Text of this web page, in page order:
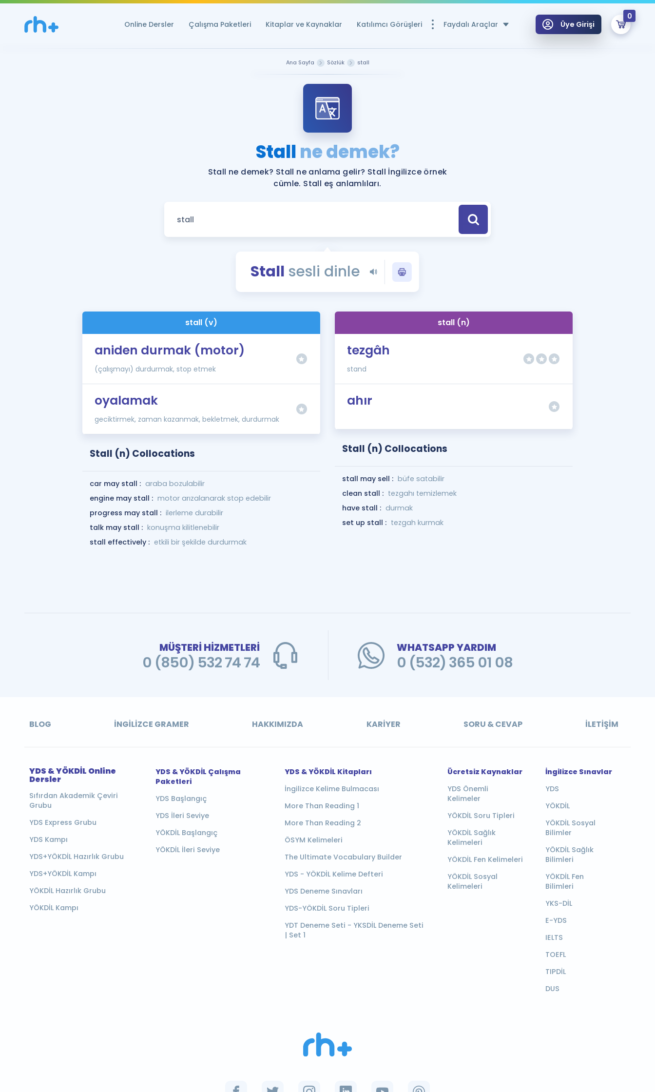
Online Dersler Çalışma Paketleri Kitaplar ve Kaynaklar Katılımcı Görüşleri Faydalı Araçlar
YDS ve YÖKDİL Puan Hesaplama Aracı
Rehberlik Aracı
YDS ve YÖKDİL'e Hazırlananlar için Öneriler
Tüm ÖSYM Sınavları Tek Takvimde
Blog
YDS - YÖKDİL Tüm Sınavlarla İlgili Haberler
İngilizce Gramer
Üye Girişi
0
Ana Sayfa Sözlük stall
Stallne demek?
Stall ne demek? Stall ne anlama gelir? Stall İngilizce örnek
cümle. Stall eş anlamlıları.
Stall sesli dinle
stall (v)
aniden durmak (motor)
(çalışmayı) durdurmak, stop etmek
oyalamak
geciktirmek, zaman kazanmak, bekletmek, durdurmak
Stall (n) Collocations
car may stall : araba bozulabilir
engine may stall : motor arızalanarak stop edebilir
progress may stall : ilerleme durabilir
talk may stall : konuşma kilitlenebilir
stall effectively : etkili bir şekilde durdurmak
stall (n)
tezgâh
stand
ahır
Stall (n) Collocations
stall may sell : büfe satabilir
clean stall : tezgahı temizlemek
have stall : durmak
set up stall : tezgah kurmak
MÜŞTERİ HİZMETLERİ
0 (850) 532 74 74
WHATSAPP YARDIM
0 (532) 365 01 08
BLOG İNGILIZCE GRAMER HAKKIMIZDA KARIYER SORU & CEVAP İLETIŞIM
YDS & YÖKDİL Online
Dersler
Sıfırdan Akademik Çeviri
Grubu
YDS Express Grubu
YDS Kampı
YDS+YÖKDİL Hazırlık Grubu
YDS+YÖKDİL Kampı
YÖKDİL Hazırlık Grubu
YÖKDİL Kampı
YDS & YÖKDİL Çalışma
Paketleri
YDS Başlangıç
YDS İleri Seviye
YÖKDİL Başlangıç
YÖKDİL İleri Seviye
YDS & YÖKDİL Kitapları
İngilizce Kelime Bulmacası
More Than Reading 1
More Than Reading 2
ÖSYM Kelimeleri
The Ultimate Vocabulary Builder
YDS - YÖKDİL Kelime Defteri
YDS Deneme Sınavları
YDS-YÖKDİL Soru Tipleri
YDT Deneme Seti - YKSDİL Deneme Seti
| Set 1
Ücretsiz Kaynaklar
YDS Önemli
Kelimeler
YÖKDİL Soru Tipleri
YÖKDİL Sağlık
Kelimeleri
YÖKDİL Fen Kelimeleri
YÖKDİL Sosyal
Kelimeleri
İngilizce Sınavlar
YDS
YÖKDİL
YÖKDİL Sosyal
Bilimler
YÖKDİL Sağlık
Bilimleri
YÖKDİL Fen
Bilimleri
YKS-DİL
E-YDS
IELTS
TOEFL
TIPDİL
DUS